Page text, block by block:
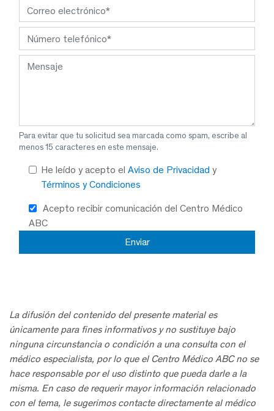
Para evitar que tu solicitud sea marcada como spam, escribe al
menos 15 caracteres en este mensaje.
He leído y acepto el Aviso de Privacidad y
Términos y Condiciones
Acepto recibir comunicación del Centro Médico
ABC
La difusión del contenido del presente material es
únicamente para fines informativos y no sustituye bajo
ninguna circunstancia o condición a una consulta con el
médico especialista, por lo que el Centro Médico ABC no se
hace responsable por el uso distinto que pueda darle a la
misma. En caso de requerir mayor información relacionado
con el tema, le sugerimos contacte directamente al médico